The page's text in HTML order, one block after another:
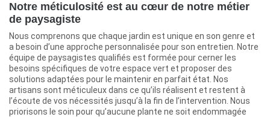
Notre méticulosité est au cœur de notre métier
de paysagiste
Nous comprenons que chaque jardin est unique en son genre et
a besoin d’une approche personnalisée pour son entretien. Notre
équipe de paysagistes qualifiés est formée pour cerner les
besoins spécifiques de votre espace vert et proposer des
solutions adaptées pour le maintenir en parfait état. Nos
artisans sont méticuleux dans ce qu’ils réalisent et restent à
l’écoute de vos nécessités jusqu’à la fin de l’intervention. Nous
priorisons le soin pour qu’aucune plante ne soit endommagée